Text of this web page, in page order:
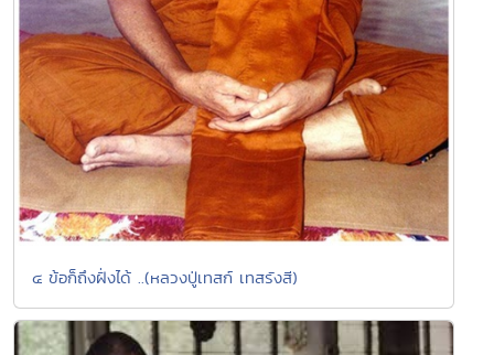
๔ ข้อก็ถึงฝั่งได้ ..(หลวงปู่เทสก์ เทสรังสี)